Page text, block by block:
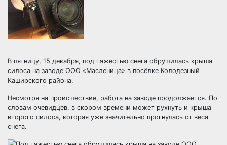
В пятницу, 15 декабря, под тяжестью снега обрушилась крыша
силоса на заводе ООО «Масленица» в посёлке Колодезный
Каширского района.
Несмотря на происшествие, работа на заводе продолжается. По
словам очевидцев, в скором времени может рухнуть и крыша
второго силоса, которая уже значительно прогнулась от веса
снега.